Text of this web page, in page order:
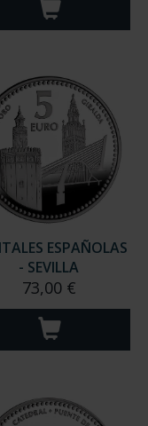
ESPAÑOLAS
- SEVILLA
73,00 €